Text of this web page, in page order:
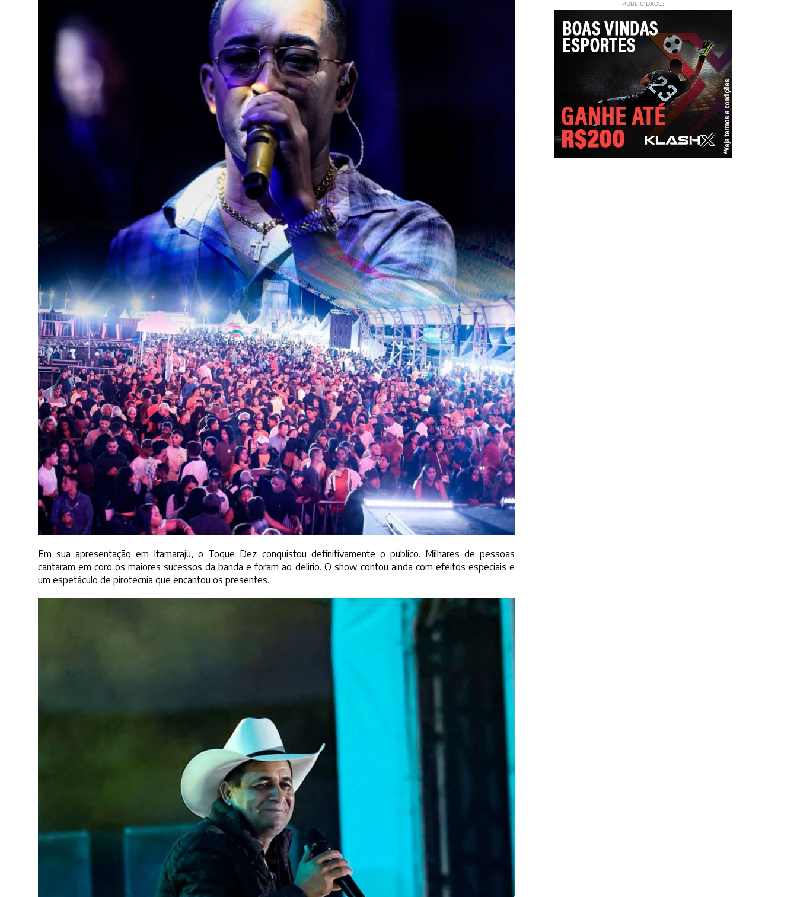
Em sua apresentação em Itamaraju, o Toque Dez conquistou definitivamente o público. Milhares de pessoas
cantaram em coro os maiores sucessos da banda e foram ao delirio. O show contou ainda com efeitos especiais e
um espetáculo de pirotecnia que encantou os presentes.
PUBLICIDADE: